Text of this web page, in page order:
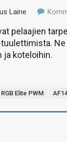
Laine
pelaajien
tuulettimista.
ja koteloihin.
Elite PWM